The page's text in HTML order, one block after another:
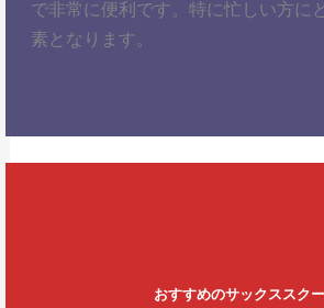
で非常に便利です。特に忙しい方に
素となります。
おすすめのサックススク